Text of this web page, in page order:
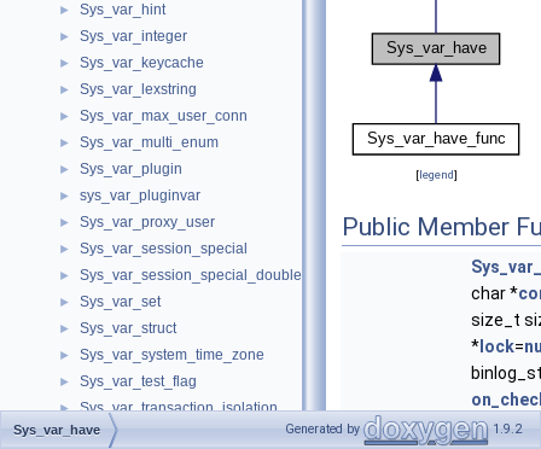
► Sys_var_hint
► Sys_var_integer
► Sys_var_keycache
► Sys_var_lexstring
► Sys_var_max_user_conn
► Sys_var_multi_enum
► Sys_var_plugin
► sys_var_pluginvar
► Sys_var_proxy_user
► Sys_var_session_special
► Sys_var_session_special_double
► Sys_var_set
► Sys_var_struct
► Sys_var_system_time_zone
► Sys_var_test_flag
► Sys_var_transaction_isolation
► Sys_var_transaction_read_only
[legend]
Public Member
char *
size_t
* lock=
Sys_var_have Generated by 1.9.2